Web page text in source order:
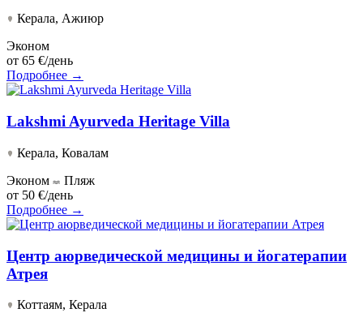
Керала, Ажиюр
Эконом
от 65 €/день
Подробнее →
Lakshmi Ayurveda Heritage Villa
Керала, Ковалам
Эконом
Пляж
от 50 €/день
Подробнее →
Центр аюрведической медицины и йогатерапии
Атрея
Коттаям, Керала